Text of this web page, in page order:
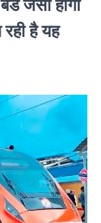
है यह